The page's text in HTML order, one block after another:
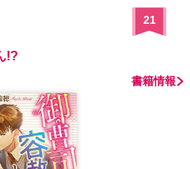
21
!?
書籍情報